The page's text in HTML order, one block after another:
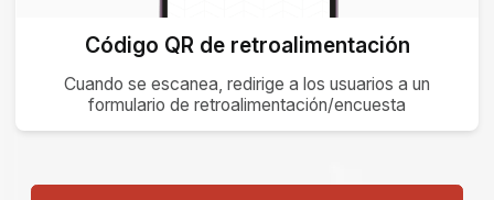
Código QR de retroalimentación
Cuando se escanea, redirige a los usuarios a un
formulario de retroalimentación/encuesta